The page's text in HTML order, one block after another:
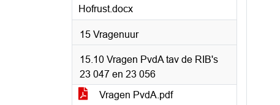
Hofrust.docx
15 Vragenuur
15.10 Vragen PvdA tav de RIB's
23 047 en 23 056
Vragen PvdA.pdf